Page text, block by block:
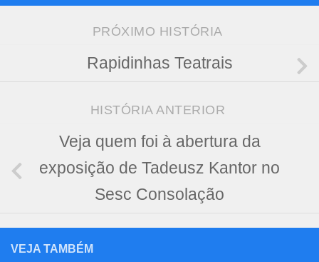
PRÓXIMO HISTÓRIA
Rapidinhas Teatrais
HISTÓRIA ANTERIOR
Veja quem foi à abertura da
exposição de Tadeusz Kantor no
Sesc Consolação
VEJA TAMBÉM